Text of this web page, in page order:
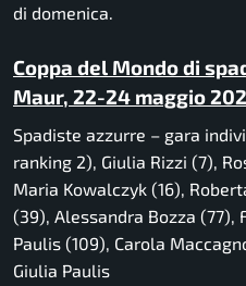
di domenica.
Coppa del Mondo di
Maur, 22-24 maggio
Spadiste azzurre – gara
ranking 2), Giulia Rizzi (7),
Maria Kowalczyk (16),
(39), Alessandra Bozza (77),
Paulis (109), Carola
Giulia Paulis